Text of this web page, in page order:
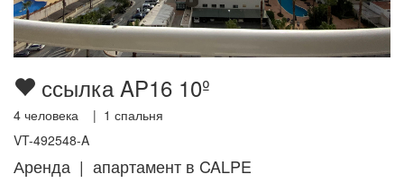
ссылка AP16 10º
4 человека | 1 спальня
VT-492548-A
Аренда | апартамент в CALPE